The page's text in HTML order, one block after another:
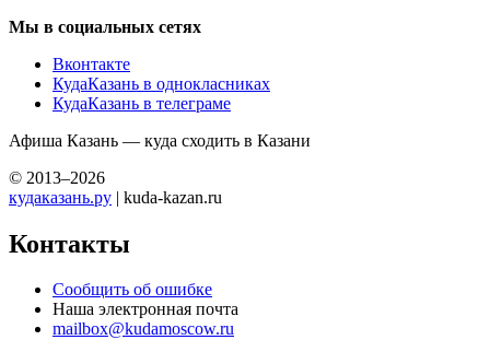
Мы в социальных сетях
Вконтакте
КудаКазань в однокласниках
КудаКазань в телеграме
Афиша Казань — куда сходить в Казани
© 2013–2026
кудаказань.ру | kuda-kazan.ru
Контакты
Сообщить об ошибке
Наша электронная почта
mailbox@kudamoscow.ru